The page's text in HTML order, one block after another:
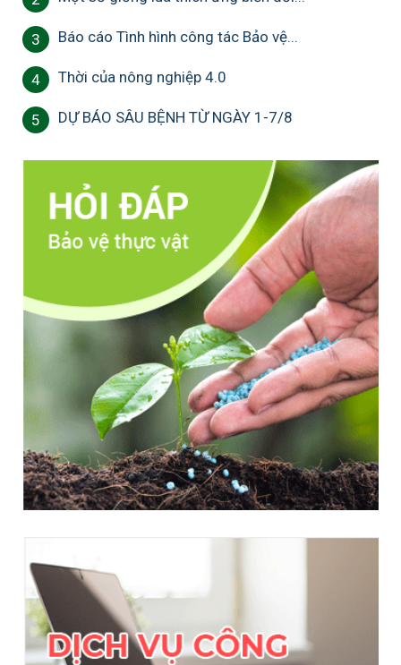
3 Báo cáo Tình hình công tác Bảo vệ...
4 Thời của nông nghiệp 4.0
5 DỰ BÁO SÂU BỆNH TỪ NGÀY 1-7/8